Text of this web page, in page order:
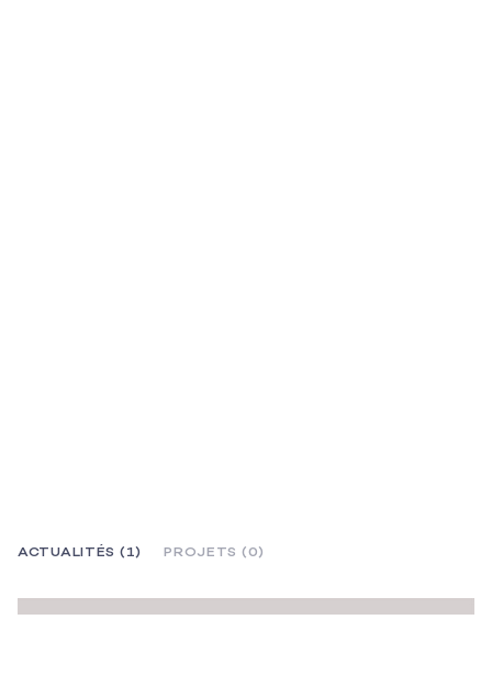
ACTUALITÉS (1) PROJETS (0)